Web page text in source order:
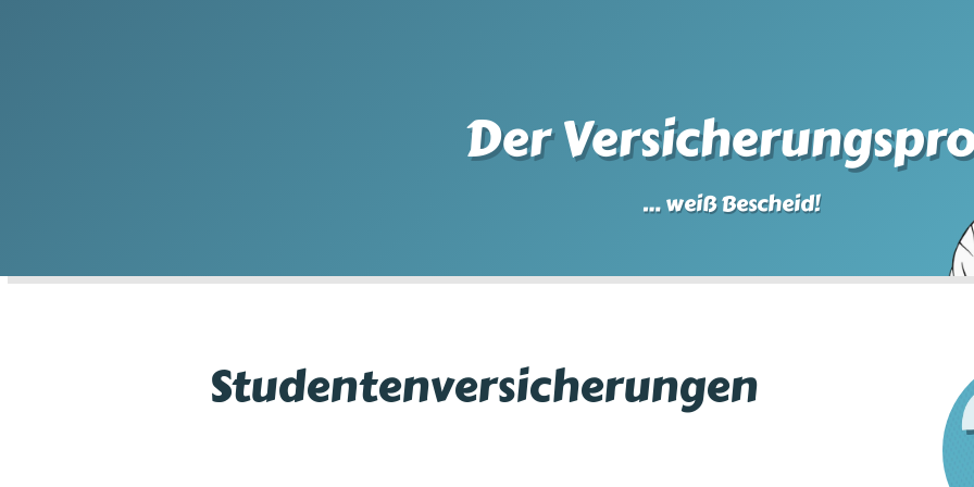
Der
… weiß Bescheid!
Studentenversicherungen